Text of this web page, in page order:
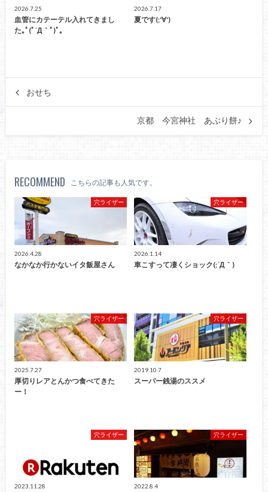
2026.7.25
血管にカテーテル入れてきまし
た｡ﾟ(ﾟ´Д｀ﾟ)ﾟ｡
2026.7.17
夏です(;'∀')
おせち
京都 今宮神社 あぶり餅♪
RECOMMEND こちらの記事も人気です。
穴ライザー
2026.4.28
なかなか行かないイタ飯屋さん
穴ライザー
2026.1.14
車こすって凄くショック(;´Д｀)
穴ライザー
2025.7.27
厚切りレアとんかつ食べてきた
ー！
穴ライザー
2019.10.7
スーパー銭湯のススメ
穴ライザー
2023.11.28
穴ライザー
2022.8.4